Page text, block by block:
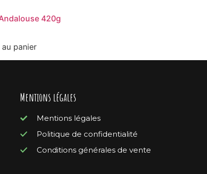
420g
panier
Mentions légales
Mentions légales
Politique de confidentialité
Conditions générales de vente